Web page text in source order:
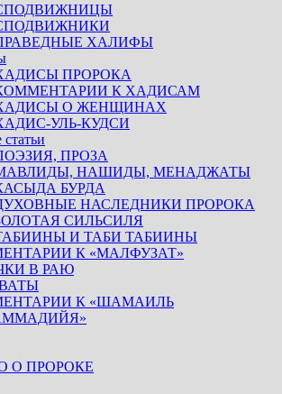
ХАЛИФЫ
ПРОРОКА
К ХАДИСАМ
О ЖЕНЩИНАХ
УЛЬ-КУДСИ
ПРОЗА
НАШИДЫ, МЕНАДЖАТЫ
БУРДА
НАСЛЕДНИКИ ПРОРОКА
СИЛЬСИЛЯ
И ТАБИ ТАБИИНЫ
К «МАЛФУЗАТ»
В РАЮ
К «ШАМАИЛЬ
О ПРОРОКЕ